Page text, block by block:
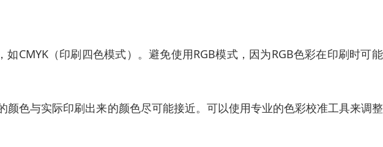
CMYK（印刷四色模式）。避免使用RGB模式，因为RGB色彩在印刷时可
颜色与实际印刷出来的颜色尽可能接近。可以使用专业的色彩校准工具来调